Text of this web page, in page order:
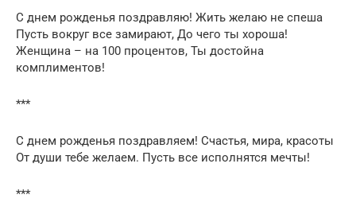
С днем рожденья поздравляю! Жить желаю не спеша
Пусть вокруг все замирают, До чего ты хороша!
Женщина – на 100 процентов, Ты достойна
комплиментов!
***
С днем рожденья поздравляем! Счастья, мира, красоты
От души тебе желаем. Пусть все исполнятся мечты!
***